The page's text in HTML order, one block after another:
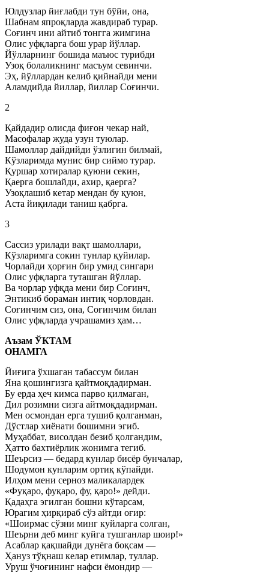
Юлдузлар йиғлабди тун бўйи, она,
Шабнам япроқларда жавдираб турар.
Соғинч ини айтиб тонгга жимгина
Олис уфқларга бош урар йўллар.
Йўлларнинг бошида маъюс турибди
Узоқ болаликнинг масъум севинчи.
Эҳ, йўллардан келиб қийнайди мени
Аламдийда йиллар, йиллар Соғинчи.
2
Қайдадир олисда фиғон чекар най,
Масофалар жуда узун туюлар.
Шамоллар дайдийди ўзлигин билмай,
Кўзларимда мунис бир сиймо турар.
Қуршар хотиралар қуюни секин,
Қаерга бошлайди, ахир, қаерга?
Узоқлашиб кетар мендан бу қуюн,
Аста йиқилади таниш қабрга.
3
Сассиз урилади вақт шамоллари,
Кўзларимга сокин тунлар қуйилар.
Чорлайди ҳорғин бир умид сингари
Олис уфқларга туташган йўллар.
Ва чорлар уфқда мени бир Соғинч,
Энтикиб бораман интиқ чорловдан.
Соғинчим сиз, она, Соғинчим билан
Олис уфқларда учрашамиз ҳам…
Аъзам ЎКТАМ
ОНАМГА
Йиғига ўхшаган табассум билан
Яна қошингизга қайтмоқдадирман.
Бу ерда ҳеч кимса парво қилмаган,
Дил розимни сизга айтмоқдадирман.
Мен осмондан ерга тушиб қолганман,
Дўстлар хиёнати бошимни эгиб.
Муҳаббат, висолдан безиб қолгандим,
Ҳатто бахтиёрлик жонимга тегиб.
Шеърсиз — бедард кунлар бисёр бунчалар,
Шодумон кунларим ортиқ кўпайди.
Илҳом мени серноз маликалардек
«Фуқаро, фуқаро, фу, қаро!» дейди.
Қадаҳга эгилган бошни кўтарсам,
Юрагим ҳирқираб сўз айтди оғир:
«Шоирмас сўзни минг куйларга солган,
Шеърни деб минг куйга тушганлар шоир!»
Асаблар қақшайди дунёга боқсам —
Ҳануз тўқнаш келар етимлар, туллар.
Уруш ўчоғининг нафси ёмондир —